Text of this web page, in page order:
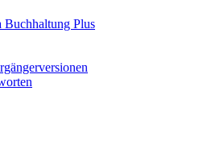
Buchhaltung Plus